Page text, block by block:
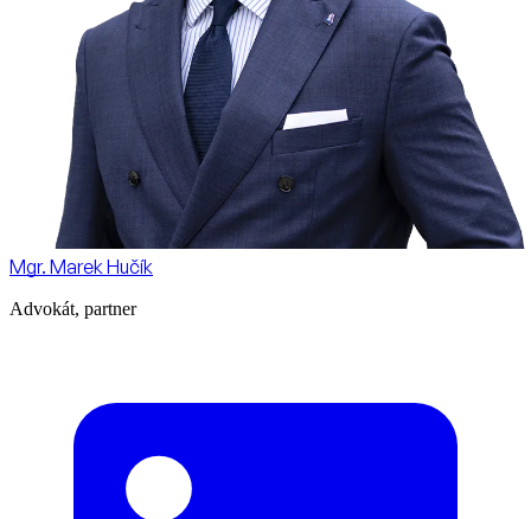
Mgr. Marek Hučík
Advokát, partner